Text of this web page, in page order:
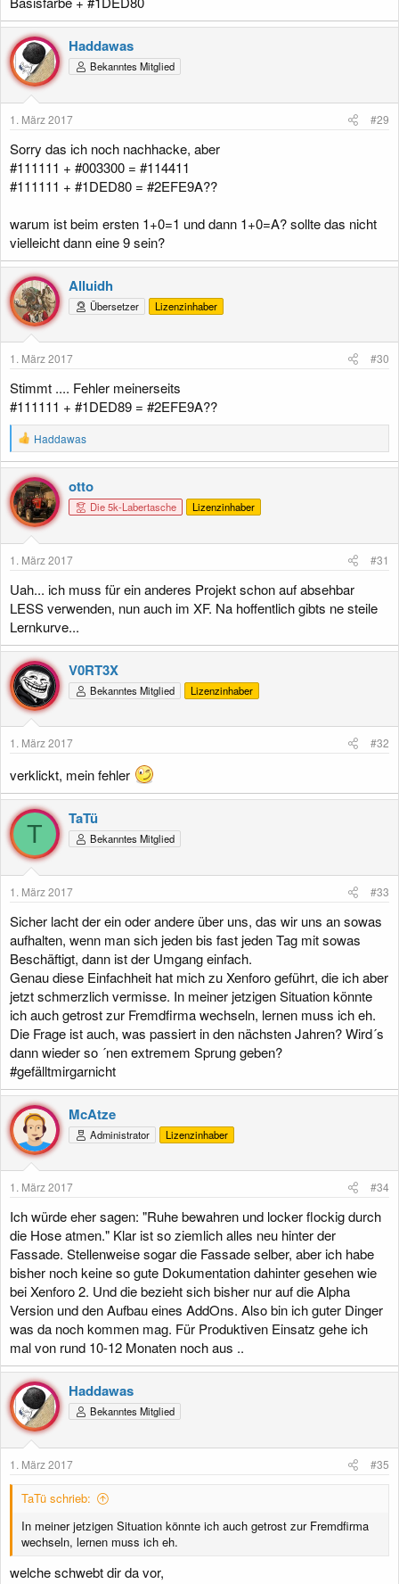
Haddawas
Bekanntes Mitglied
1. März 2017 #29
Sorry das ich noch nachhacke, aber
#111111 + #003300 = #114411
#111111 + #1DED80 = #2EFE9A??
warum ist beim ersten 1+0=1 und dann 1+0=A? sollte das nicht
vielleicht dann eine 9 sein?
Alluidh
Übersetzer Lizenzinhaber
1. März 2017 #30
Stimmt .... Fehler meinerseits
#111111 + #1DED89 = #2EFE9A??
R
e
a
k
t
i
o
n
n
Haddawas
otto
Die 5k-Labertasche Lizenzinhaber
1. März 2017 #31
Uah... ich muss für ein anderes Projekt schon auf absehbar
LESS verwenden, nun auch im XF. Na hoffentlich gibts ne steile
Lernkurve...
V0RT3X
Bekanntes Mitglied Lizenzinhaber
1. März 2017 #32
verklickt, mein fehler
T
TaTü
Bekanntes Mitglied
1. März 2017 #33
Sicher lacht der ein oder andere über uns, das wir uns an sowas
aufhalten, wenn man sich jeden bis fast jeden Tag mit sowas
Beschäftigt, dann ist der Umgang einfach.
Genau diese Einfachheit hat mich zu Xenforo geführt, die ich aber
jetzt schmerzlich vermisse. In meiner jetzigen Situation könnte
ich auch getrost zur Fremdfirma wechseln, lernen muss ich eh.
Die Frage ist auch, was passiert in den nächsten Jahren? Wird´s
dann wieder so ´nen extremem Sprung geben?
#gefälltmirgarnicht
McAtze
Administrator Lizenzinhaber
1. März 2017 #34
Ich würde eher sagen: "Ruhe bewahren und locker flockig durch
die Hose atmen." Klar ist so ziemlich alles neu hinter der
Fassade. Stellenweise sogar die Fassade selber, aber ich habe
bisher noch keine so gute Dokumentation dahinter gesehen wie
bei Xenforo 2. Und die bezieht sich bisher nur auf die Alpha
Version und den Aufbau eines AddOns. Also bin ich guter Dinger
was da noch kommen mag. Für Produktiven Einsatz gehe ich
mal von rund 10-12 Monaten noch aus ..
Haddawas
Bekanntes Mitglied
1. März 2017 #35
TaTü schrieb:
In meiner jetzigen Situation könnte ich auch getrost zur Fremdfirma
wechseln, lernen muss ich eh.
welche schwebt dir da vor,